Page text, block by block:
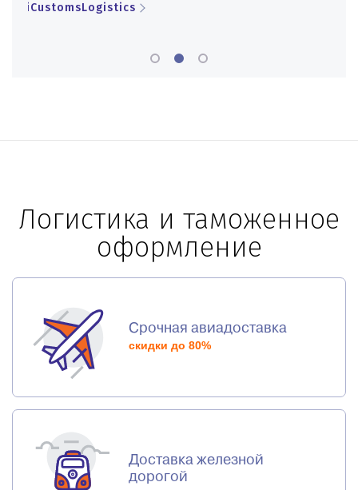
iCustomsLogistics
Логистика и таможенное
оформление
Срочная авиадоставка
скидки до 80%
Доставка железной
дорогой